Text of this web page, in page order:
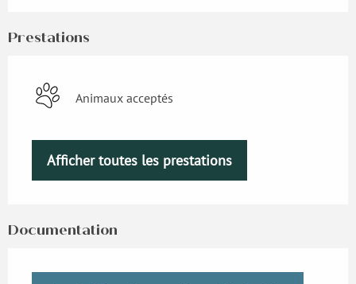
Prestations
Animaux acceptés
Afficher toutes les prestations
Documentation